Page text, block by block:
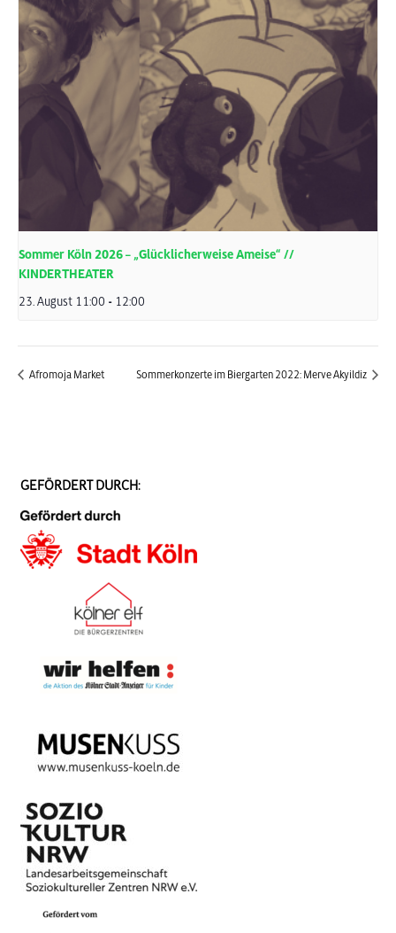
Sommer Köln 2026 – „Glücklicherweise Ameise“ //
KINDERTHEATER
23. August 11:00 - 12:00
Afromoja Market Sommerkonzerte im Biergarten 2022: Merve Akyildiz
GEFÖRDERT DURCH: